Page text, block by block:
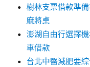
樹林支票借款準
麻將桌
澎湖自由行選擇
車借款
台北中醫減肥要